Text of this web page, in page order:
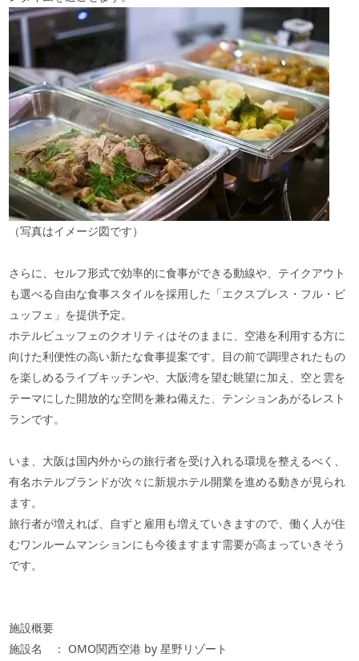
（写真はイメージ図です）
さらに、セルフ形式で効率的に食事ができる動線や、テイクアウト
も選べる自由な食事スタイルを採用した「エクスプレス・フル・ビ
ュッフェ」を提供予定。
ホテルビュッフェのクオリティはそのままに、空港を利用する方に
向けた利便性の高い新たな食事提案です。目の前で調理されたもの
を楽しめるライブキッチンや、大阪湾を望む眺望に加え、空と雲を
テーマにした開放的な空間を兼ね備えた、テンションあがるレスト
ランです。
いま、大阪は国内外からの旅行者を受け入れる環境を整えるべく、
有名ホテルブランドが次々に新規ホテル開業を進める動きが見られ
ます。
旅行者が増えれば、自ずと雇用も増えていきますので、働く人が住
むワンルームマンションにも今後ますます需要が高まっていきそう
です。
施設概要
施設名 ： OMO関西空港 by 星野リゾート